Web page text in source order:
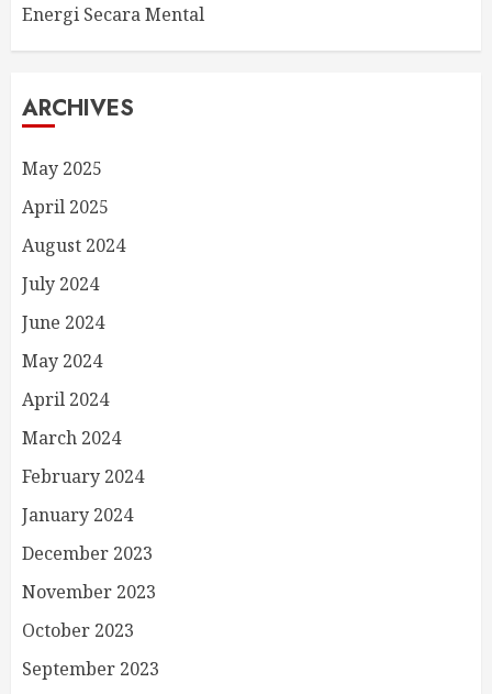
Energi Secara Mental
ARCHIVES
May 2025
April 2025
August 2024
July 2024
June 2024
May 2024
April 2024
March 2024
February 2024
January 2024
December 2023
November 2023
October 2023
September 2023